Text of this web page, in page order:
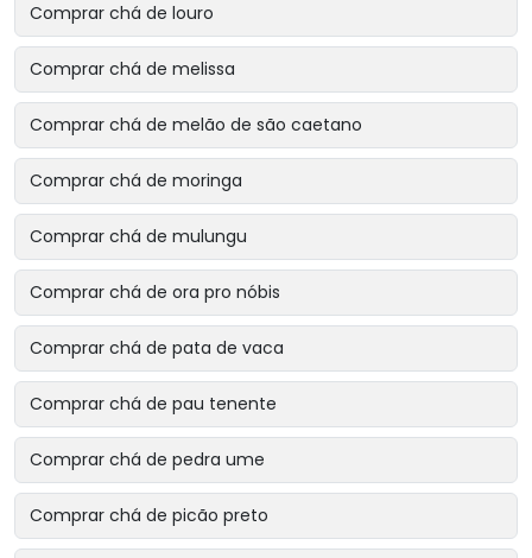
Comprar chá de louro
Comprar chá de melissa
Comprar chá de melão de são caetano
Comprar chá de moringa
Comprar chá de mulungu
Comprar chá de ora pro nóbis
Comprar chá de pata de vaca
Comprar chá de pau tenente
Comprar chá de pedra ume
Comprar chá de picão preto